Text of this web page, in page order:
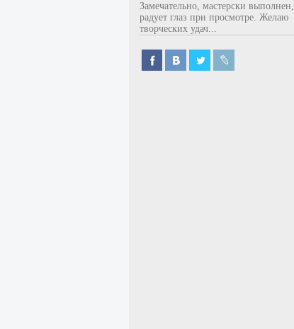
Замечательно, мастерски выполнен,
радует глаз при просмотре. Желаю
творческих удач...